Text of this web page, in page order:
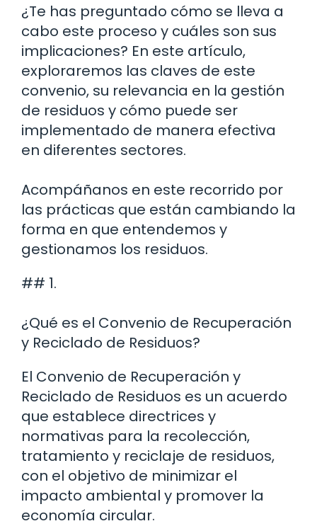
¿Te has preguntado cómo se lleva a
cabo este proceso y cuáles son sus
implicaciones? En este artículo,
exploraremos las claves de este
convenio, su relevancia en la gestión
de residuos y cómo puede ser
implementado de manera efectiva
en diferentes sectores.
Acompáñanos en este recorrido por
las prácticas que están cambiando la
forma en que entendemos y
gestionamos los residuos.
## 1.
¿Qué es el Convenio de Recuperación
y Reciclado de Residuos?
El Convenio de Recuperación y
Reciclado de Residuos es un acuerdo
que establece directrices y
normativas para la recolección,
tratamiento y reciclaje de residuos,
con el objetivo de minimizar el
impacto ambiental y promover la
economía circular.